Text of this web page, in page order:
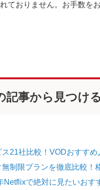
ておりません。お手数を
記事から見つける
21社比較！VODおすすめ
制限プランを徹底比較！
Netflixで絶対に見たいおす